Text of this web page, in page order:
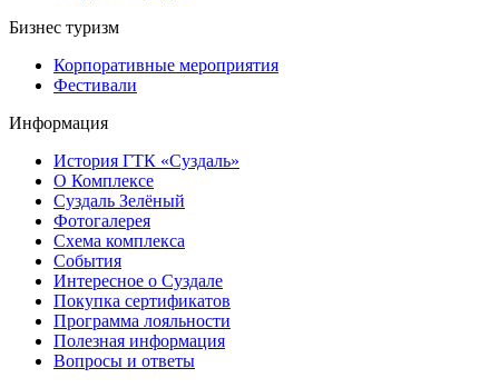
Бизнес туризм
Корпоративные мероприятия
Фестивали
Информация
История ГТК «Суздаль»
О Комплексе
Суздаль Зелёный
Фотогалерея
Схема комплекса
Cобытия
Интересное о Суздале
Покупка сертификатов
Программа лояльности
Полезная информация
Вопросы и ответы